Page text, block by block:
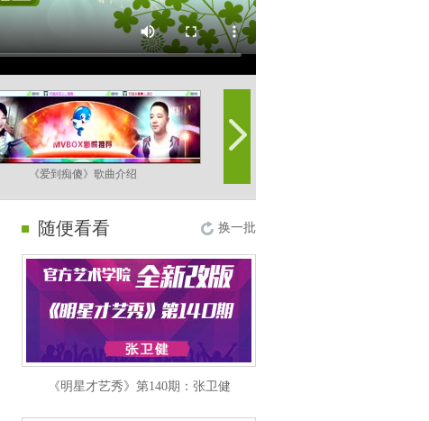
《爱到痴傻》歌曲介绍
随便看看 换一批
《明星才艺秀》第140期：张卫健